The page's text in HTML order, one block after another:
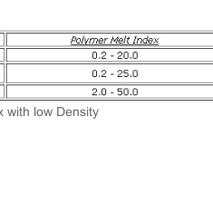
Density